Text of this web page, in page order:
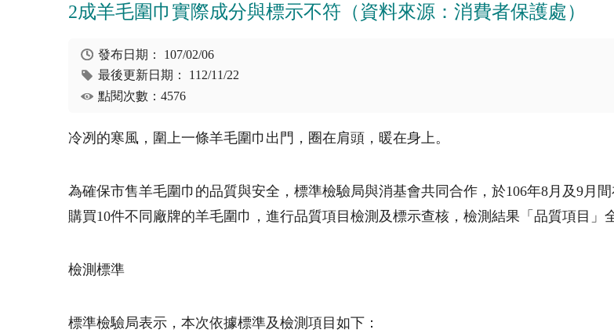
2成羊毛圍巾實際成分與標示不符（資料來源：消費者保護處）
發布日期： 107/02/06
最後更新日期： 112/11/22
點閱次數：4576
冷冽的寒風，圍上一條羊毛圍巾出門，圈在肩頭，暖在身上。
為確保市售羊毛圍巾的品質與安全，標準檢驗局與消基會共同合作，於106年8月及9月
購買10件不同廠牌的羊毛圍巾，進行品質項目檢測及標示查核，檢測結果「品質項目」
檢測標準
標準檢驗局表示，本次依據標準及檢測項目如下：